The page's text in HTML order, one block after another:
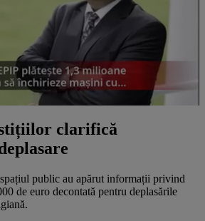
clarifică
public au apărut informații privind
de euro decontată pentru deplasările